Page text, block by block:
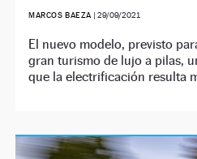
MARCOS BAEZA |29/09/2021
El nuevo modelo, previsto
gran turismo de lujo a pilas,
que la electrificación resulta